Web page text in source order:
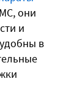
они
и
в